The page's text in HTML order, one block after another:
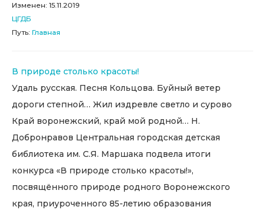
Изменен: 15.11.2019
ЦГДБ
Путь: Главная
В природе столько красоты!
Удаль русская. Песня Кольцова. Буйный ветер
дороги степной… Жил издревле светло и сурово
Край воронежский, край мой родной… Н.
Добронравов Центральная городская детская
библиотека им. С.Я. Маршака подвела итоги
конкурса «В природе столько красоты!»,
посвящённого природе родного Воронежского
края, приуроченного 85-летию образования